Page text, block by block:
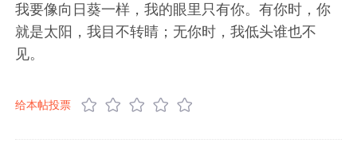
我要像向日葵一样，我的眼里只有你。有你时，你
就是太阳，我目不转睛；无你时，我低头谁也不
见。
给本帖投票